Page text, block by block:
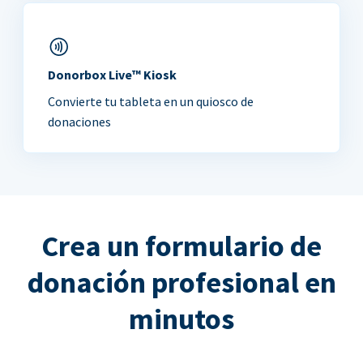
Donorbox Live™ Kiosk
Convierte tu tableta en un quiosco de
donaciones
Crea un formulario de
donación profesional en
minutos